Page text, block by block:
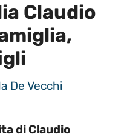
Claudio
De Vecchi
di Claudio